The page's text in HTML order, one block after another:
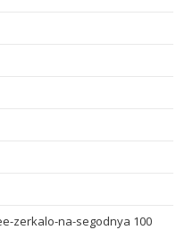
zerkalo-na-segodnya 100